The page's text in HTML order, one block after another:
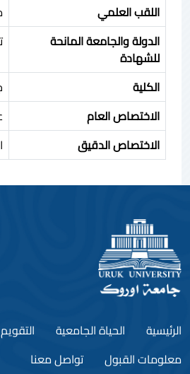
اللقب العلمي
الدولة والجامعة المانحة
للشهادة
الكلية
الاختصاص العام
الاختصاص الدقيق
الرئيسية الحياة الجامعية
معلومات القبول
تواصل معنا